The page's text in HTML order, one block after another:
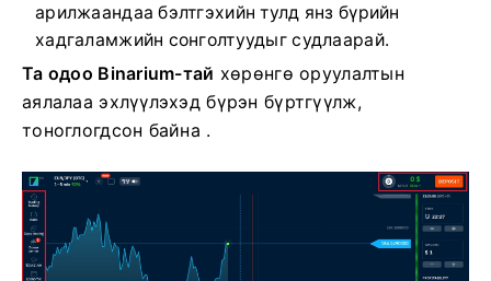
арилжаандаа бэлтгэхийн тулд янз бүрийн
хадгаламжийн сонголтуудыг судлаарай.
Та одоо Binarium-тай хөрөнгө оруулалтын
аялалаа эхлүүлэхэд бүрэн бүртгүүлж,
тоноглогдсон байна .